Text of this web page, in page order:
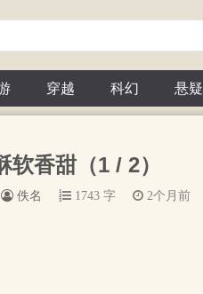
穿越 科幻 悬疑
香甜（1 / 2）
佚名 1743 字 2个月前